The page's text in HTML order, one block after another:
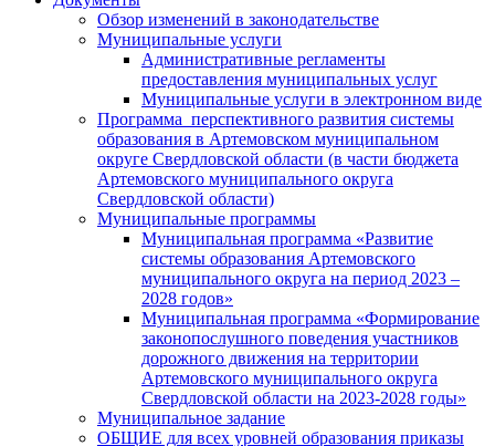
Обзор изменений в законодательстве
Муниципальные услуги
Административные регламенты
предоставления муниципальных услуг
Муниципальные услуги в электронном виде
Программа перспективного развития системы
образования в Артемовском муниципальном
округе Свердловской области (в части бюджета
Артемовского муниципального округа
Свердловской области)
Муниципальные программы
Муниципальная программа «Развитие
системы образования Артемовского
муниципального округа на период 2023 –
2028 годов»
Муниципальная программа «Формирование
законопослушного поведения участников
дорожного движения на территории
Артемовского муниципального округа
Свердловской области на 2023-2028 годы»
Муниципальное задание
ОБЩИЕ для всех уровней образования приказы